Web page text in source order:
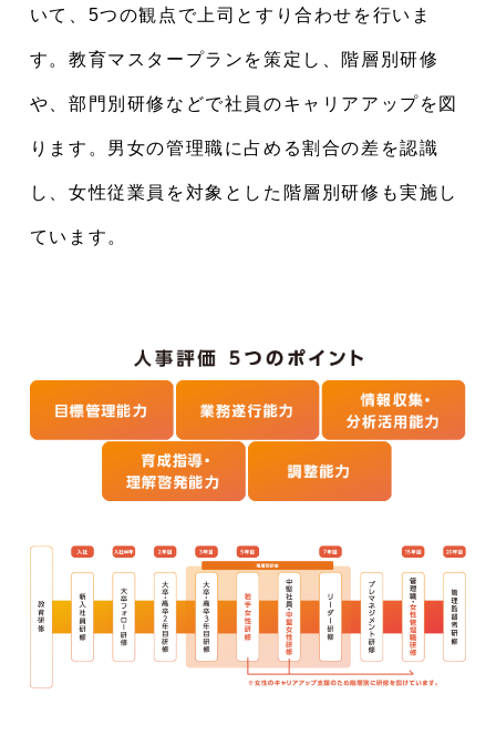
いて、5つの観点で上司とすり合わせを行いま
す。教育マスタープランを策定し、階層別研修
や、部門別研修などで社員のキャリアアップを図
ります。男女の管理職に占める割合の差を認識
し、女性従業員を対象とした階層別研修も実施し
ています。